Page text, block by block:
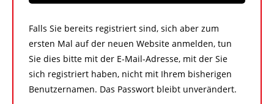
Falls Sie bereits registriert sind, sich aber zum
ersten Mal auf der neuen Website anmelden, tun
Sie dies bitte mit der E-Mail-Adresse, mit der Sie
sich registriert haben, nicht mit Ihrem bisherigen
Benutzernamen. Das Passwort bleibt unverändert.